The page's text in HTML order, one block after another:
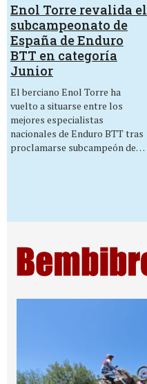
Enol Torre revalida el
subcampeonato de
España de Enduro
BTT en categoría
Junior
El berciano Enol Torre ha
vuelto a situarse entre los
mejores especialistas
nacionales de Enduro BTT tras
proclamarse subcampeón de…